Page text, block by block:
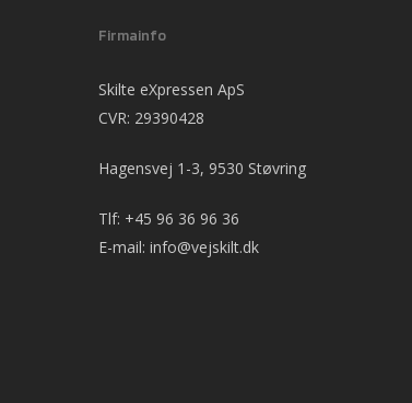
Firmainfo
Skilte eXpressen ApS
CVR: 29390428
Hagensvej 1-3, 9530 Støvring
Tlf: +45 96 36 96 36
E-mail: info@vejskilt.dk